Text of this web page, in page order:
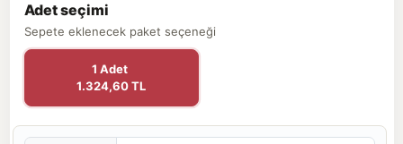
Adet seçimi
Sepete eklenecek paket seçeneği
1 Adet
1.324,60 TL